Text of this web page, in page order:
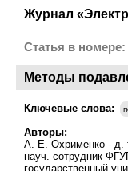
Журнал
Статья в номере:
Методы
Ключевые слова:
Авторы:
А. Е. Охрименко - д.
науч. сотрудник
государственный